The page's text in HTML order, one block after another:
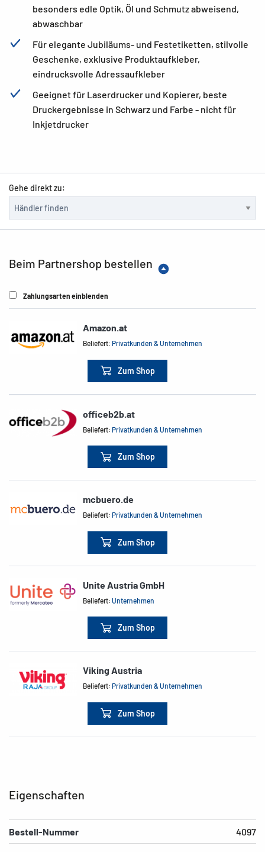
besonders edle Optik, Öl und Schmutz abweisend,
abwaschbar
Für elegante Jubiläums- und Festetiketten, stilvolle
Geschenke, exklusive Produktaufkleber,
eindrucksvolle Adressaufkleber
Geeignet für Laserdrucker und Kopierer, beste
Druckergebnisse in Schwarz und Farbe - nicht für
Inkjetdrucker
Gehe direkt zu:
Beim Partnershop bestellen
Zahlungsarten einblenden
Amazon.at
Beliefert:Privatkunden & Unternehmen
Zum Shop
officeb2b.at
Beliefert:Privatkunden & Unternehmen
Zum Shop
mcbuero.de
Beliefert:Privatkunden & Unternehmen
Zum Shop
Unite Austria GmbH
Beliefert:Unternehmen
Zum Shop
Viking Austria
Beliefert:Privatkunden & Unternehmen
Zum Shop
Eigenschaften
Bestell-Nummer 4097